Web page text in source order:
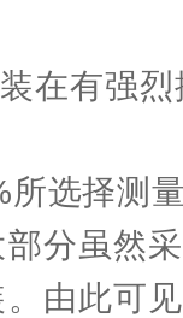
在有强烈
选择测
分虽然
由此可